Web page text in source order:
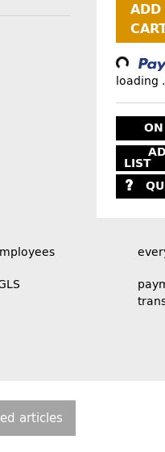
ADD
Loading...
loading
LIST
articles